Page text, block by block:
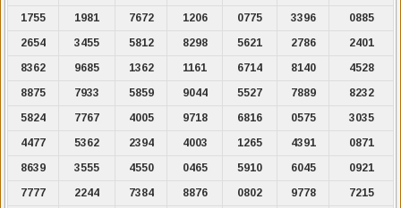
1755
1981 7672 1206 0775 3396
0885
2654
3455 5812 8298 5621 2786
2401
8362
9685 1362 1161 6714 8140
4528
8875
7933 5859 9044 5527 7889
8232
5824
7767 4005 9718 6816 0575
3035
4477
5362 2394 4003 1265 4391
0871
8639
3555 4550 0465 5910 6045
0921
7777
2244 7384 8876 0802 9778
7215